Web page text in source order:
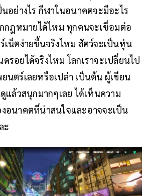
นอย่างไร กีฬาในอนาคตจะมีอะไร
กฎหมายได้ไหม ทุกคนจะเชื่อมต่อ
เน็ตง่ายขึ้นจริงไหม สัตว์จะเป็นหุ่น
รอยได้จริงไหม โลกเราจะเปลี่ยนไป
นตร์เลยหรือเปล่า เป็นต้น ผู้เขียน
แล้วสนุกมากๆเลย ได้เห็นความ
อนาคตที่น่าสนใจและอาจจะเป็น
ะ